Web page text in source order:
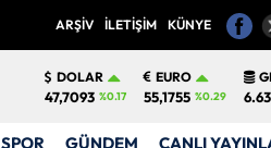
ARŞİV İLETİŞİM KÜNYE
DOLAR
47,7093 %0.17
EURO
55,1755 %0.29
SPOR GÜNDEM CANLI